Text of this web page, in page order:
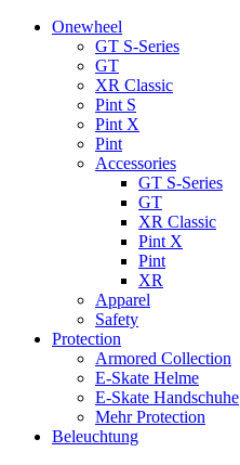
Onewheel
GT S-Series
GT
XR Classic
Pint S
Pint X
Pint
Accessories
GT S-Series
GT
XR Classic
Pint X
Pint
XR
Apparel
Safety
Protection
Armored Collection
E-Skate Helme
E-Skate Handschuhe
Mehr Protection
Beleuchtung